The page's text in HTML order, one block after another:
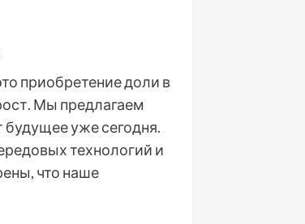
приобретение доли в
Мы предлагаем
уже сегодня.
технологий и
что наше